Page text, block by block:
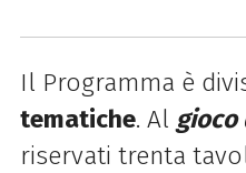
Il Programma è
tematiche. Al
riservati trenta